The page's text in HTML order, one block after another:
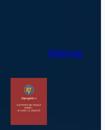
Sitemap